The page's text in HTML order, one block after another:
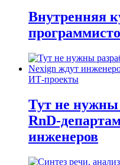
Внутренняя
ИТ-проекты
Тут не нужны
RnD-
инженеров